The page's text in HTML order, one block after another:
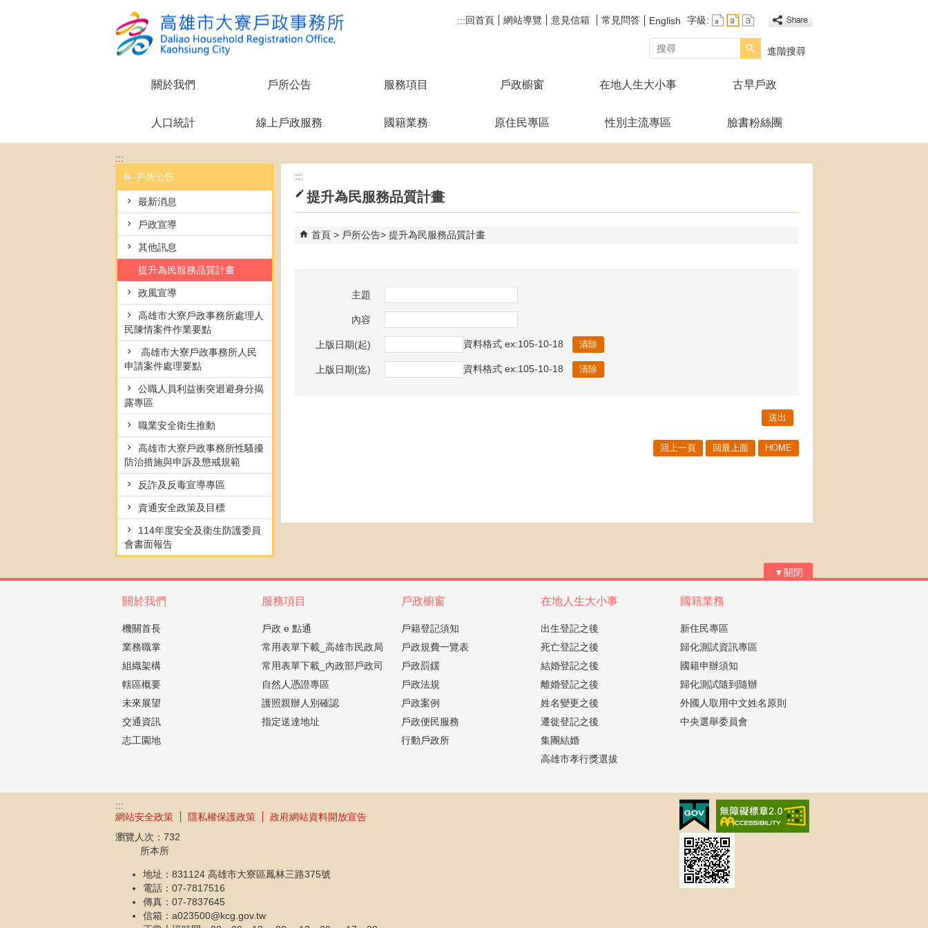
:::回首頁 網站導覽 意見信箱 常見問答 English 字級:
搜尋
進階搜尋
關於我們 戶所公告 服務項目 戶政櫥窗 在地人生大小事 古早戶政
人口統計 線上戶政服務 國籍業務 原住民專區 性別主流專區 臉書粉絲團
:::
戶所公告
最新消息
戶政宣導
其他訊息
提升為民服務品質計畫
政風宣導
高雄市大寮戶政事務所處理人
民陳情案件作業要點
高雄市大寮戶政事務所人民
申請案件處理要點
公職人員利益衝突迴避身分揭
露專區
職業安全衛生推動
高雄市大寮戶政事務所性騷擾
防治措施與申訴及懲戒規範
反詐及反毒宣導專區
資通安全政策及目標
114年度安全及衛生防護委員
會書面報告
:::
提升為民服務品質計畫
首頁 戶所公告 提升為民服務品質計畫
主題
內容
上版日期(起) 資料格式 ex:105-10-18
上版日期(迄) 資料格式 ex:105-10-18
回上一頁 回最上面 HOME
▼關閉
關於我們
機關首長
業務職掌
組織架構
轄區概要
未來展望
交通資訊
志工園地
服務項目
戶政 e 點通
常用表單下載_高雄市民政局
常用表單下載_內政部戶政司
自然人憑證專區
護照親辦人別確認
指定送達地址
戶政櫥窗
戶籍登記須知
戶政規費一覽表
戶政罰鍰
戶政法規
戶政案例
戶政便民服務
行動戶政所
在地人生大小事
出生登記之後
死亡登記之後
結婚登記之後
離婚登記之後
姓名變更之後
遷徙登記之後
集團結婚
高雄市孝行獎選拔
國籍業務
新住民專區
歸化測試資訊專區
國籍申辦須知
歸化測試隨到隨辦
外國人取用中文姓名原則
中央選舉委員會
:::
網站安全政策
隱私權保護政策
政府網站資料開放宣告
瀏覽人次： 732
所本所
地址：831124 高雄市大寮區鳳林三路375號
電話：07-7817516
傳真：07-7837645
信箱：a023500@kcg.gov.tw